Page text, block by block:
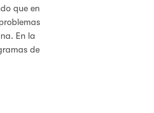
que en
En la
de